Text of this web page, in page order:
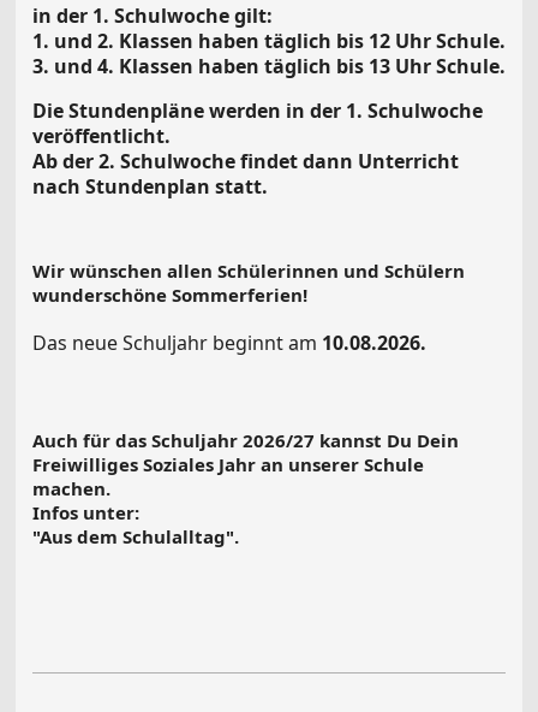
in der 1. Schulwoche gilt:
1. und 2. Klassen haben täglich bis 12 Uhr Schule.
3. und 4. Klassen haben täglich bis 13 Uhr Schule.
Die Stundenpläne werden in der 1. Schulwoche
veröffentlicht.
Ab der 2. Schulwoche findet dann Unterricht
nach Stundenplan statt.
Wir wünschen allen Schülerinnen und Schülern
wunderschöne Sommerferien!
Das neue Schuljahr beginnt am 10.08.2026.
Auch für das Schuljahr 2026/27 kannst Du Dein
Freiwilliges Soziales Jahr an unserer Schule
machen.
Infos unter:
"Aus dem Schulalltag".